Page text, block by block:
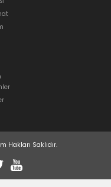
Hakları Saklıdır.